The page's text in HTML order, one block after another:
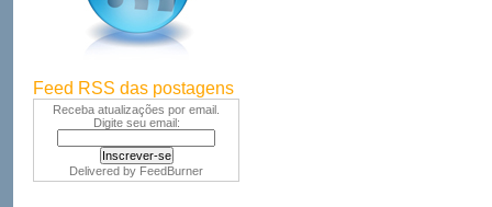
Feed RSS das postagens
Receba atualizações por email.
Digite seu email:
Delivered by FeedBurner